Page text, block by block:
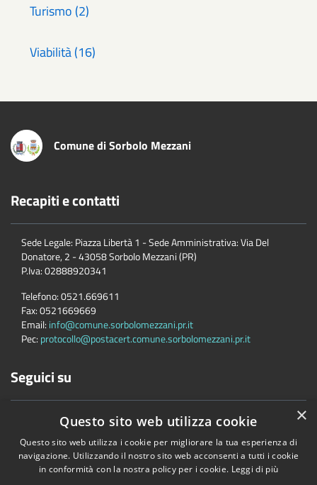
Turismo (2)
Viabilità (16)
Comune di Sorbolo Mezzani
Recapiti e contatti
Sede Legale: Piazza Libertà 1 - Sede Amministrativa: Via Del
Donatore, 2 - 43058 Sorbolo Mezzani (PR)
P.Iva:02888920341
Telefono:0521.669611
Fax:0521669669
Email: info@comune.sorbolomezzani.pr.it
Pec: protocollo@postacert.comune.sorbolomezzani.pr.it
Seguici su
×
Questo sito web utilizza cookie
Questo sito web utilizza i cookie per migliorare la tua esperienza di
navigazione. Utilizzando il nostro sito web acconsenti a tutti i cookie
in conformità con la nostra policy per i cookie. Leggi di più